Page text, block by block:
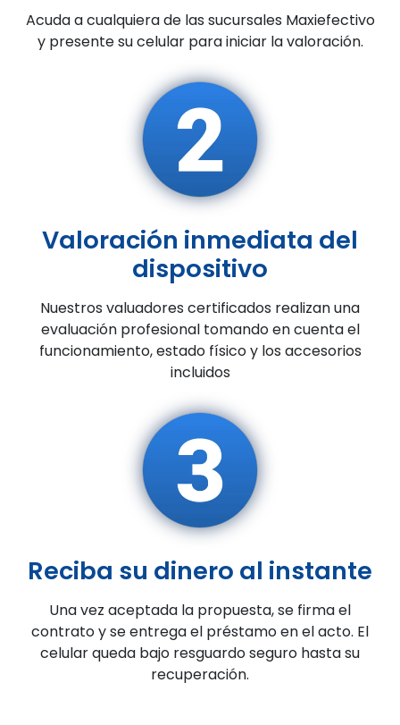
Acuda a cualquiera de las sucursales Maxiefectivo
y presente su celular para iniciar la valoración.
Valoración inmediata del
dispositivo
Nuestros valuadores certificados realizan una
evaluación profesional tomando en cuenta el
funcionamiento, estado físico y los accesorios
incluidos
Reciba su dinero al instante
Una vez aceptada la propuesta, se firma el
contrato y se entrega el préstamo en el acto. El
celular queda bajo resguardo seguro hasta su
recuperación.